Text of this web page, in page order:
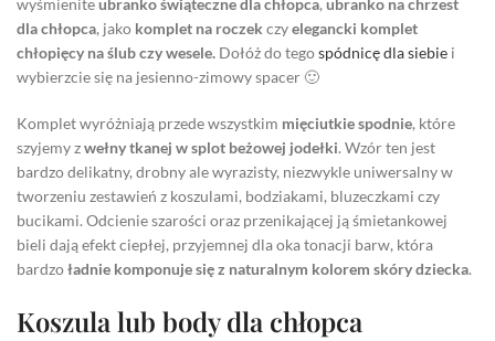
wyśmieniteubranko świąteczne dla chłopca,ubranko na chrzest
dla chłopca, jako komplet na roczekczyelegancki komplet
chłopięcy na ślub czy wesele. Dołóż do tegospódnicę dla siebie i
wybierzcie się na jesienno-zimowy spacer 🙂
Komplet wyróżniają przede wszystkim mięciutkie spodnie, które
szyjemy zwełny tkanej w splot beżowej jodełki. Wzór ten jest
bardzo delikatny, drobny ale wyrazisty, niezwykle uniwersalny w
tworzeniu zestawień z koszulami, bodziakami, bluzeczkami czy
bucikami. Odcienie szarości oraz przenikającej ją śmietankowej
bieli dają efekt ciepłej, przyjemnej dla oka tonacji barw, która
bardzoładnie komponuje się z naturalnym kolorem skóry dziecka.
Koszula lub body dla chłopca